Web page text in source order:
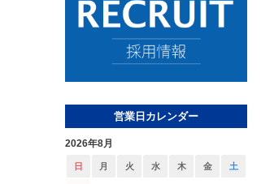
営業日カレンダー
2026年8月
日 月 火 水 木 金 土